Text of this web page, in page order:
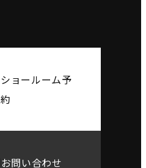
ショールーム予
約
お問い合わせ